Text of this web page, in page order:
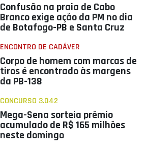
Confusão na praia de Cabo
Branco exige ação da PM no dia
de Botafogo-PB e Santa Cruz
ENCONTRO DE CADÁVER
Corpo de homem com marcas de
tiros é encontrado às margens
da PB-138
CONCURSO 3.042
Mega-Sena sorteia prêmio
acumulado de R$ 165 milhões
neste domingo